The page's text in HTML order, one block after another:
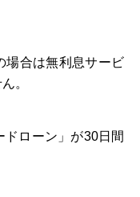
場合は無利息サービ
。
ローン」が30日間